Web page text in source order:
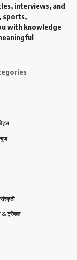
interviews, and
sports,
with knowledge
ट्रॅव्हल